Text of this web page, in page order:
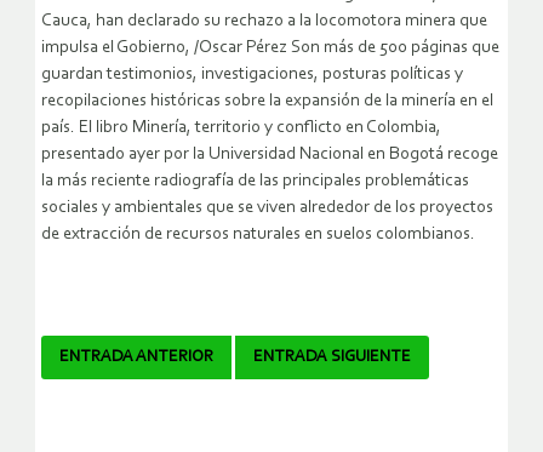
Cauca, han declarado su rechazo a la locomotora minera que
impulsa el Gobierno, /Oscar Pérez Son más de 500 páginas que
guardan testimonios, investigaciones, posturas políticas y
recopilaciones históricas sobre la expansión de la minería en el
país. El libro Minería, territorio y conflicto en Colombia,
presentado ayer por la Universidad Nacional en Bogotá recoge
la más reciente radiografía de las principales problemáticas
sociales y ambientales que se viven alrededor de los proyectos
de extracción de recursos naturales en suelos colombianos.
Navegador
ENTRADA ANTERIOR ENTRADA SIGUIENTE